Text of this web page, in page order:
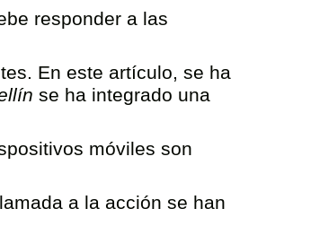
responder a las
En este artículo, se ha
se ha integrado una
móviles son
a la acción se han